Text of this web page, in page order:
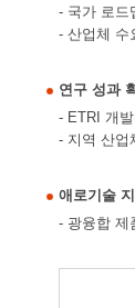
- 국가 로드
- 산업체 수
연구 성과
- ETRI 개
- 지역 산업
애로기술
- 광융합 제